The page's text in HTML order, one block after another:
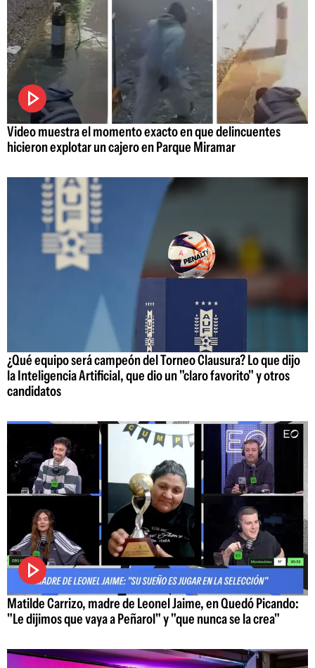
Video muestra el momento exacto en que delincuentes
hicieron explotar un cajero en Parque Miramar
¿Qué equipo será campeón del Torneo Clausura? Lo que dijo
la Inteligencia Artificial, que dio un "claro favorito" y otros
candidatos
Matilde Carrizo, madre de Leonel Jaime, en Quedó Picando:
"Le dijimos que vaya a Peñarol" y "que nunca se la crea"